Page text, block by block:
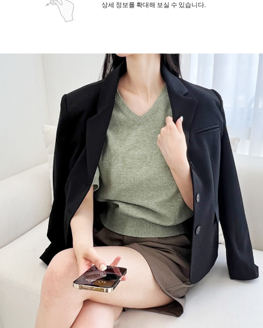
상세 정보를 확대해 보실 수 있습니다.